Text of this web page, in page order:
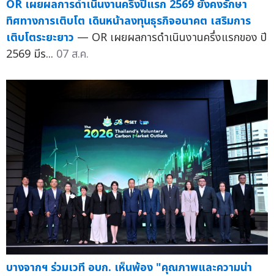
OR เผยผลการดำเนินงานครึ่งปีแรก 2569 ยังคงรักษา
ทิศทางการเติบโต เดินหน้าลงทุนธุรกิจอนาคต เสริมการ
เติบโตระยะยาว — OR เผยผลการดำเนินงานครึ่งแรกของ ปี
2569 มีร... 07 ส.ค.
บางจากฯ ร่วมเวที อบก. เห็นพ้อง "คุณภาพและความน่า